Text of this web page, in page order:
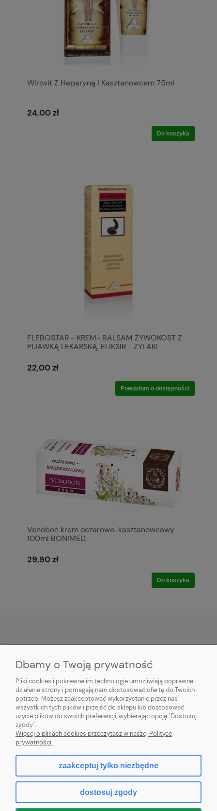
Wirovit Z Heparyną I Kasztanowcem 75ml
24,00 zł
Do koszyka
FLEBOSTAR - KREM- BALSAM ŻYWOKOST Z
PIJAWKĄ LEKARSKĄ, ELIKSIR - ŻYLAKI
22,00 zł
Powiadom o dostępności
Venobon krem oczarowo-kasztanowcowy
100ml BONIMED
29,90 zł
Do koszyka
MOJE KONTO
O FIRMIE
pokaż pełną wersję strony
Sklep internetowy Shoper.pl
Dbamy o Twoją prywatność
Pliki cookies i pokrewne im technologie umożliwiają poprawne
działanie strony i pomagają nam dostosować ofertę do Twoich
potrzeb. Możesz zaakceptować wykorzystanie przez nas
wszystkich tych plików i przejść do sklepu lub dostosować
użycie plików do swoich preferencji, wybierając opcję "Dostosuj
zgody".
Więcej o plikach cookies przeczytasz w naszej Polityce
prywatności.
zaakceptuj tylko niezbędne
dostosuj zgody